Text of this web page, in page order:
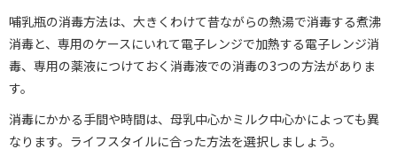
哺乳瓶の消毒方法は、大きくわけて昔ながらの熱湯で消毒する煮沸
消毒と、専用のケースにいれて電子レンジで加熱する電子レンジ消
毒、専用の薬液につけておく消毒液での消毒の3つの方法がありま
す。
消毒にかかる手間や時間は、母乳中心かミルク中心かによっても異
なります。ライフスタイルに合った方法を選択しましょう。